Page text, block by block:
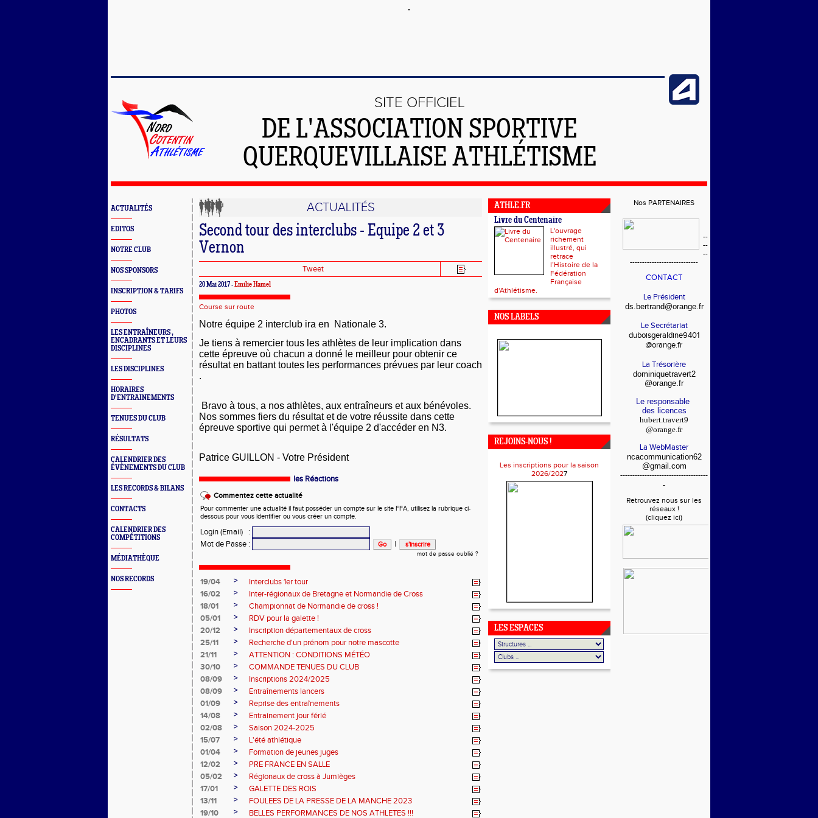
SITE OFFICIEL
DE L'ASSOCIATION SPORTIVE
QUERQUEVILLAISE ATHLÉTISME
ACTUALITÉS
EDITOS
NOTRE CLUB
NOS SPONSORS
INSCRIPTION & TARIFS
PHOTOS
LES ENTRAÎNEURS ,
ENCADRANTS ET LEURS
DISCIPLINES
LES DISCIPLINES
HORAIRES
D'ENTRAINEMENTS
TENUES DU CLUB
RÉSULTATS
CALENDRIER DES
ÉVÈNEMENTS DU CLUB
LES RECORDS & BILANS
CONTACTS
CALENDRIER DES
COMPÉTITIONS
MÉDIATHÈQUE
NOS RECORDS
ACTUALITÉS
Second tour des interclubs - Equipe 2 et 3
Vernon
Tweet
20 Mai 2017 -Emilie Hamel
Course sur route
Notre équipe 2 interclub ira en Nationale 3.
Je tiens à remercier tous les athlètes de leur implication dans
cette épreuve où chacun a donné le meilleur pour obtenir ce
résultat en battant toutes les performances prévues par leur coach
.
Bravo à tous, a nos athlètes, aux entraîneurs et aux bénévoles.
Nos sommes fiers du résultat et de votre réussite dans cette
épreuve sportive qui permet à l'équipe 2 d'accéder en N3.
Patrice GUILLON - Votre Président
les Réactions
Commentez cette actualité
Pour commenter une actualité il faut posséder un compte sur le site FFA, utilisez la rubrique ci-
dessous pour vous identifier ou vous créer un compte.
Login (Email)
:
Mot de Passe : |
mot de passe oublié ?
19/04 >
Interclubs 1er tour
16/02
>
Inter-régionaux de Bretagne et Normandie de Cross
18/01
>
Championnat de Normandie de cross !
05/01
>
RDV pour la galette !
20/12
>
Inscription départementaux de cross
25/11
>
Recherche d'un prénom pour notre mascotte
21/11
>
ATTENTION : CONDITIONS MÉTÉO
30/10
>
COMMANDE TENUES DU CLUB
08/09
>
Inscriptions 2024/2025
08/09
>
Entraînements lancers
01/09
>
Reprise des entraînements
14/08
>
Entrainement jour férié
02/08
>
Saison 2024-2025
15/07
>
L'été athlétique
01/04
>
Formation de jeunes juges
12/02
>
PRE FRANCE EN SALLE
05/02
>
Régionaux de cross à Jumièges
17/01
>
GALETTE DES ROIS
13/11
>
FOULEES DE LA PRESSE DE LA MANCHE 2023
19/10
> BELLES PERFORMANCES DE NOS ATHLETES !!!
ATHLE.FR
Livre du Centenaire
L'ouvrage
richement
illustré, qui
retrace
l’Histoire de la
Fédération
Française
d'Athlétisme.
NOS LABELS
REJOINS-NOUS !
Les inscriptions pour la saison
2026/2027
LES ESPACES
Nos PARTENAIRES
--
--
--
----------------------------
CONTACT
Le Président
ds.bertrand@orange.fr
Le Secrétariat
duboisgeraldine9401
@orange.fr
La Trésorière
dominiquetravert2
@orange.fr
Le responsable
des licences
hubert.travert9
@orange.fr
La WebMaster
ncacommunication62
@gmail.com
------------------------------------
-
Retrouvez nous sur les
réseaux !
(cliquez ici)